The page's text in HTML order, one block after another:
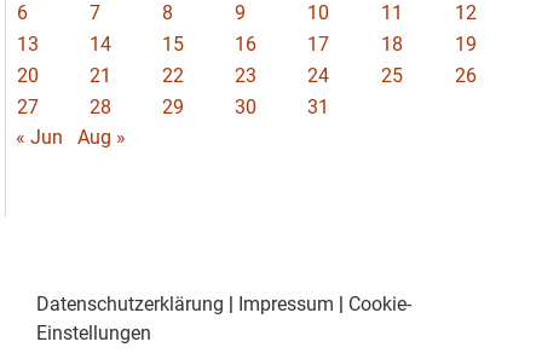
6
7 8 9 10 11
12
13
14 15 16 17 18
19
20
21 22 23 24 25
26
27
28 29 30
31
« Jun
Aug »
Datenschutzerklärung Impressum
Cookie-
Einstellungen